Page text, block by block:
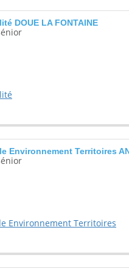
DOUE LA FONTAINE
Environnement Territoires
Environnement Territoires